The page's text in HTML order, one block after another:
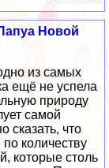
Новой
из самых
ещё не успела
природу
самой
сказать, что
количеству
которые столь